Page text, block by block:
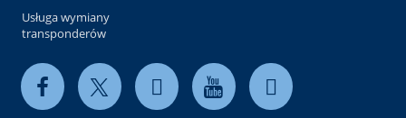
Usługa wymiany
transponderów